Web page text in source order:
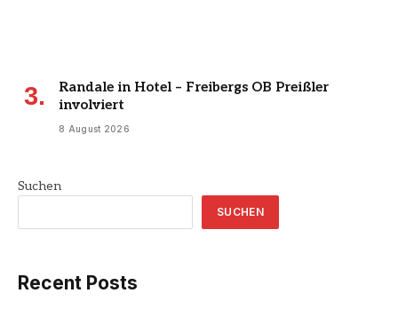
Randale in Hotel – Freibergs OB Preißler
involviert
8 August 2026
Suchen
SUCHEN
Recent Posts